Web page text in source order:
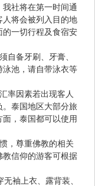
社将在第一时间通
将会被列入目的地
的一切行程及食宿安
自备牙刷、牙膏、
池，请自带泳衣等
率因素若出现客人
泰国地区大部分旅
，泰国都可以使用
，尊重佛教的相关
信仰的游客可根据
袖上衣、露背装、